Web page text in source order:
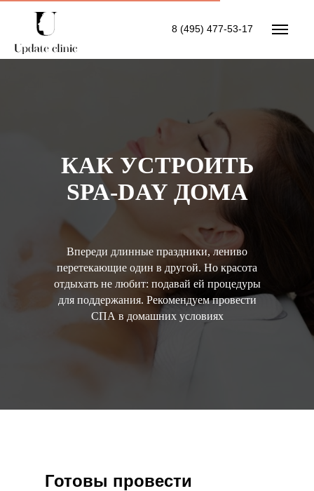
8 (495) 477-53-17
КАК УСТРОИТЬ
SPA-DAY ДОМА
Впереди длинные праздники, лениво
перетекающие один в другой. Но красота
отдыхать не любит: подавай ей процедуры
для поддержания. Рекомендуем провести
СПА в домашних условиях
Готовы провести